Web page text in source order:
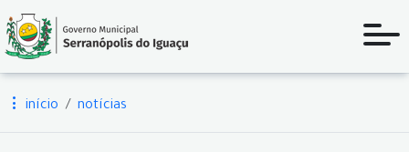
início notícias